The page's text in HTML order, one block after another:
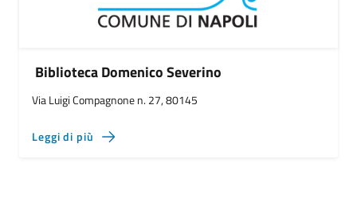
Biblioteca Domenico Severino
Via Luigi Compagnone n. 27, 80145
Leggi di più